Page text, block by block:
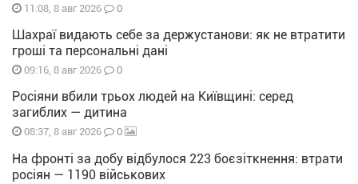
11:08, 8 авг 2026 0
Шахраї видають себе за держустанови: як не втратити
гроші та персональні дані
09:16, 8 авг 2026 0
Росіяни вбили трьох людей на Київщині: серед
загиблих — дитина
08:37, 8 авг 2026 0
На фронті за добу відбулося 223 боєзіткнення: втрати
росіян — 1190 військових